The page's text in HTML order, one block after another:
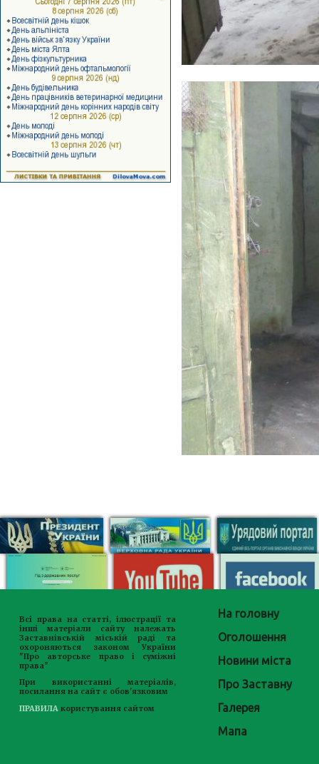
Всі права на статті, ілюстрації та
інші матеріали сайту належать
Заставнівській міській раді та
охороняються законом України
"Про авторське право і суміжні
права"
При використанні матеріалів,
посилання на сайт є обов'язковим
ПРАВИЛА користування сайтом
На головну
Оголошення
Новини міста
Про Заставну
Галерея
Мапа